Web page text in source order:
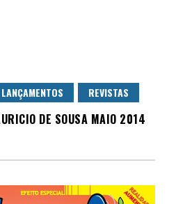
LANÇAMENTOS REVISTAS
DE SOUSA MAIO 2014